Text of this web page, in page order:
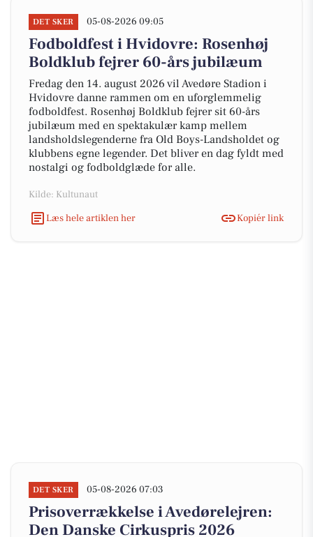
DET SKER 05-08-2026 09:05
Fodboldfest i Hvidovre: Rosenhøj
Boldklub fejrer 60-års jubilæum
Fredag den 14. august 2026 vil Avedøre Stadion i
Hvidovre danne rammen om en uforglemmelig
fodboldfest. Rosenhøj Boldklub fejrer sit 60-års
jubilæum med en spektakulær kamp mellem
landsholdslegenderne fra Old Boys-Landsholdet og
klubbens egne legender. Det bliver en dag fyldt med
nostalgi og fodboldglæde for alle.
Kilde: Kultunaut
Læs hele artiklen her
Kopiér link
DET SKER 05-08-2026 07:03
Prisoverrækkelse i Avedørelejren:
Den Danske Cirkuspris 2026